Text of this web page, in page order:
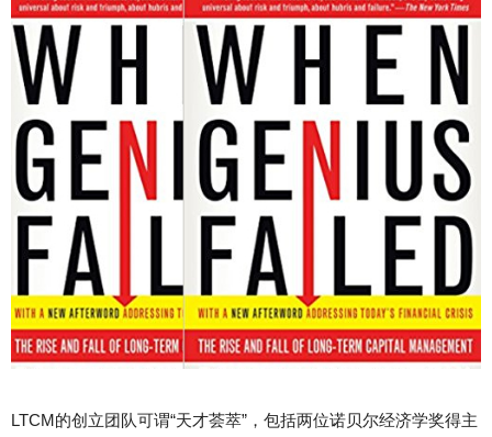
LTCM的创立团队可谓“天才荟萃”，包括两位诺贝尔经济学奖得主